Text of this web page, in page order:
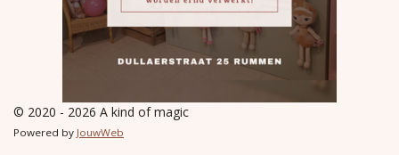
© 2020 - 2026 A kind of magic
Powered by JouwWeb